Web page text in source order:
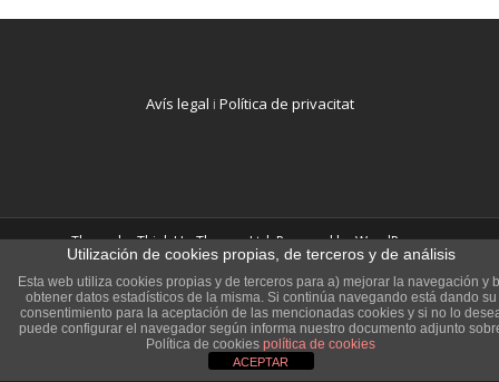
Avís legal i Política de privacitat
Theme byThink Up Themes Ltd. Powered byWordPress.
Utilización de cookies propias, de terceros y de análisis
Esta web utiliza cookies propias y de terceros para a) mejorar la navegación y
obtener datos estadísticos de la misma. Si continúa navegando está dando su
consentimiento para la aceptación de las mencionadas cookies y si no lo
puede configurar el navegador según informa nuestro documento adjunto
Política de cookies política de cookies
ACEPTAR